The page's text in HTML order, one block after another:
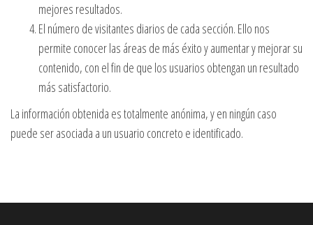
mejores resultados.
El número de visitantes diarios de cada sección. Ello nos
permite conocer las áreas de más éxito y aumentar y mejorar su
contenido, con el fin de que los usuarios obtengan un resultado
más satisfactorio.
La información obtenida es totalmente anónima, y en ningún caso
puede ser asociada a un usuario concreto e identificado.